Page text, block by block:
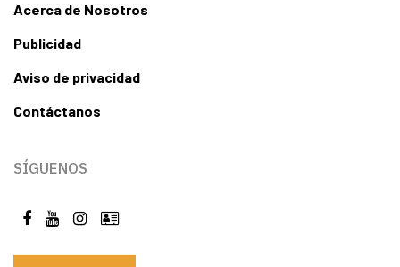
Acerca de Nosotros
Publicidad
Aviso de privacidad
Contáctanos
SÍGUENOS